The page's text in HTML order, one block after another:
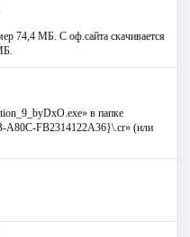
74,4 МБ. С оф.сайта скачивается
в папке
A80C-FB2314122A36}\.cr» (или